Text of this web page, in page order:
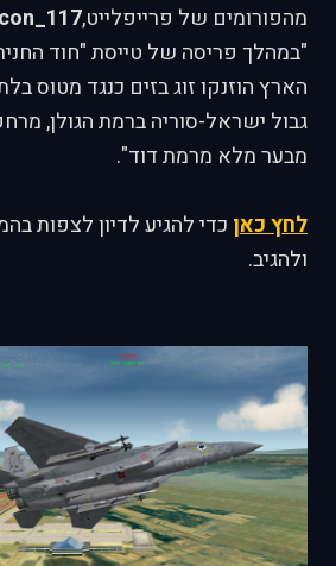
מהפורומים של פרייפלייט,
"במהלך פריסה של טייסת "חוד
הארץ הוזנקו זוג בזים כנגד מטוס
גבול ישראל-סוריה ברמת הגולן,
מבער מלא מרמת דוד".
לחץ כאן כדי להגיע לדיון לצפות
ולהגיב.